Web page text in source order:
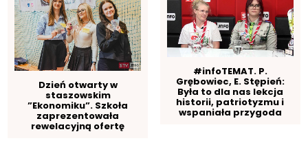
Dzień otwarty w
staszowskim
”Ekonomiku”. Szkoła
zaprezentowała
rewelacyjną ofertę
#infoTEMAT. P.
Grębowiec, E. Stępień:
Była to dla nas lekcja
historii, patriotyzmu i
wspaniała przygoda